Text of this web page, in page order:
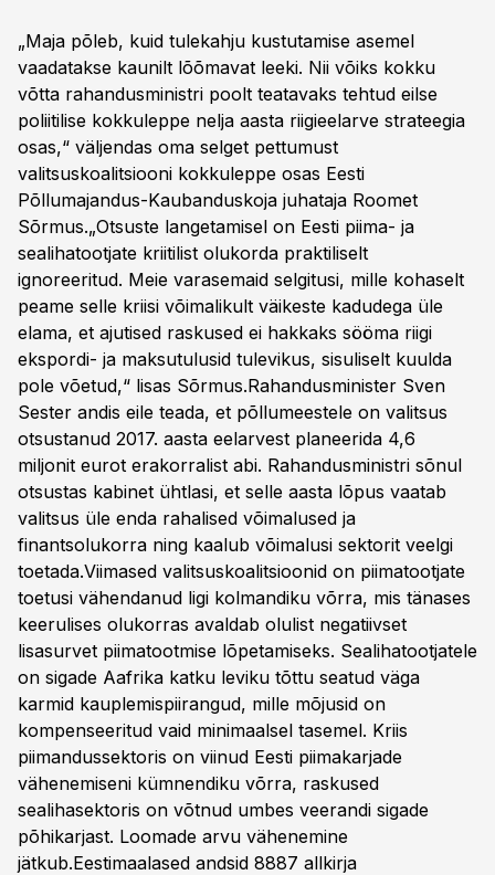
„Maja põleb, kuid tulekahju kustutamise asemel
vaadatakse kaunilt lõõmavat leeki. Nii võiks kokku
võtta rahandusministri poolt teatavaks tehtud eilse
poliitilise kokkuleppe nelja aasta riigieelarve strateegia
osas,“ väljendas oma selget pettumust
valitsuskoalitsiooni kokkuleppe osas Eesti
Põllumajandus-Kaubanduskoja juhataja Roomet
Sõrmus.„Otsuste langetamisel on Eesti piima- ja
sealihatootjate kriitilist olukorda praktiliselt
ignoreeritud. Meie varasemaid selgitusi, mille kohaselt
peame selle kriisi võimalikult väikeste kadudega üle
elama, et ajutised raskused ei hakkaks sööma riigi
ekspordi- ja maksutulusid tulevikus, sisuliselt kuulda
pole võetud,“ lisas Sõrmus.Rahandusminister Sven
Sester andis eile teada, et põllumeestele on valitsus
otsustanud 2017. aasta eelarvest planeerida 4,6
miljonit eurot erakorralist abi. Rahandusministri sõnul
otsustas kabinet ühtlasi, et selle aasta lõpus vaatab
valitsus üle enda rahalised võimalused ja
finantsolukorra ning kaalub võimalusi sektorit veelgi
toetada.Viimased valitsuskoalitsioonid on piimatootjate
toetusi vähendanud ligi kolmandiku võrra, mis tänases
keerulises olukorras avaldab olulist negatiivset
lisasurvet piimatootmise lõpetamiseks. Sealihatootjatele
on sigade Aafrika katku leviku tõttu seatud väga
karmid kauplemispiirangud, mille mõjusid on
kompenseeritud vaid minimaalsel tasemel. Kriis
piimandussektoris on viinud Eesti piimakarjade
vähenemiseni kümnendiku võrra, raskused
sealihasektoris on võtnud umbes veerandi sigade
põhikarjast. Loomade arvu vähenemine
jätkub.Eestimaalased andsid 8887 allkirja